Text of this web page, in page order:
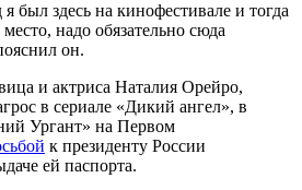
был здесь на кинофестивале и тогда
надо обязательно сюда
он.
и актриса Наталия Орейро,
в сериале «Дикий ангел», в
Ургант» на Первом
к президенту России
ей паспорта.